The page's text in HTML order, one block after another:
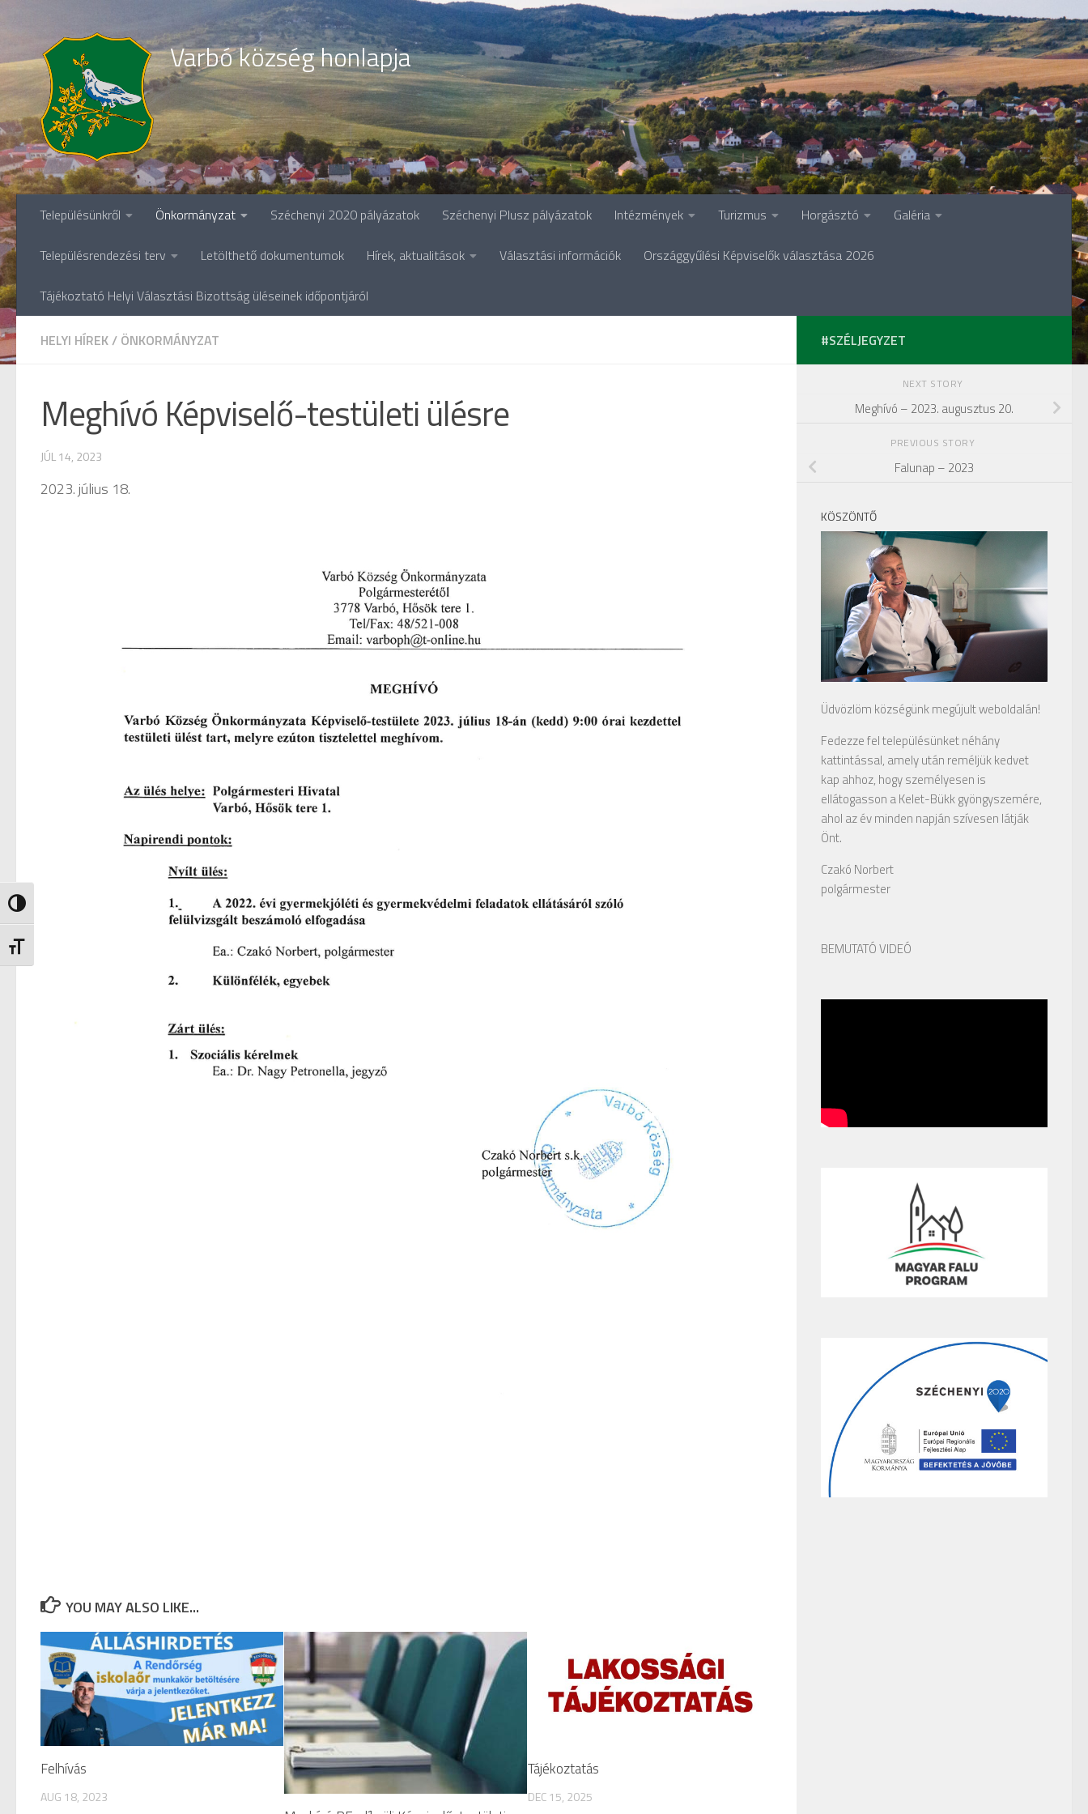
Nagy kontraszt váltása
Betűméret váltása
Varbó község honlapja
Településünkről Önkormányzat Széchenyi 2020 pályázatok Széchenyi Plusz pályázatok Intézmények Turizmus Horgásztó Galéria
Településrendezési terv Letölthető dokumentumok Hírek, aktualitások Választási információk Országgyűlési Képviselők választása 2026
Tájékoztató Helyi Választási Bizottság üléseinek időpontjáról
HELYI HÍREK/ ÖNKORMÁNYZAT
Meghívó Képviselő-testületi ülésre
JÚL 14, 2023
2023. július 18.
YOU MAY ALSO LIKE...
Felhívás
AUG 18, 2023
Tájékoztatás
DEC 15, 2025
#SZÉLJEGYZET
NEXT STORY
Meghívó – 2023. augusztus 20.
PREVIOUS STORY
Falunap – 2023
KÖSZÖNTŐ
Üdvözlöm községünk megújult weboldalán!
Fedezze fel településünket néhány
kattintással, amely után reméljük kedvet
kap ahhoz, hogy személyesen is
ellátogasson a Kelet-Bükk gyöngyszemére,
ahol az év minden napján szívesen látják
Önt.
Czakó Norbert
polgármester
BEMUTATÓ VIDEÓ